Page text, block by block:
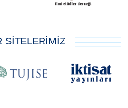
SİTELERİMİZ